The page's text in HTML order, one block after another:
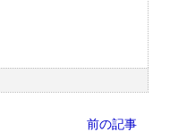
前の記事